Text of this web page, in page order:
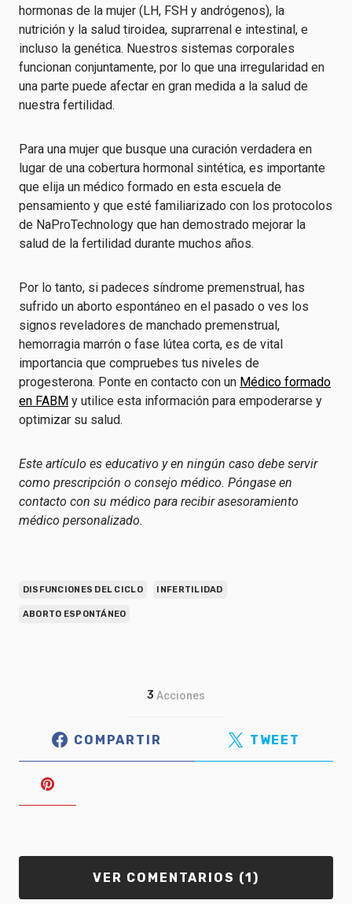
hormonas de la mujer (LH, FSH y andrógenos), la
nutrición y la salud tiroidea, suprarrenal e intestinal, e
incluso la genética. Nuestros sistemas corporales
funcionan conjuntamente, por lo que una irregularidad en
una parte puede afectar en gran medida a la salud de
nuestra fertilidad.
Para una mujer que busque una curación verdadera en
lugar de una cobertura hormonal sintética, es importante
que elija un médico formado en esta escuela de
pensamiento y que esté familiarizado con los protocolos
de NaProTechnology que han demostrado mejorar la
salud de la fertilidad durante muchos años.
Por lo tanto, si padeces síndrome premenstrual, has
sufrido un aborto espontáneo en el pasado o ves los
signos reveladores de manchado premenstrual,
hemorragia marrón o fase lútea corta, es de vital
importancia que compruebes tus niveles de
progesterona. Ponte en contacto con un Médico formado
en FABM y utilice esta información para empoderarse y
optimizar su salud.
Este artículo es educativo y en ningún caso debe servir
como prescripción o consejo médico. Póngase en
contacto con su médico para recibir asesoramiento
médico personalizado.
DISFUNCIONES DEL CICLO INFERTILIDAD
ABORTO ESPONTÁNEO
3 Acciones
COMPARTIR TWEET
VER COMENTARIOS (1)